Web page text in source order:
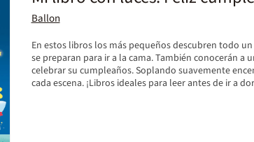
Ballon
En estos libros los más pequeños descubren todo
se preparan para ir a la cama. También conocerán a
celebrar su cumpleaños. Soplando suavemente
cada escena. ¡Libros ideales para leer antes de ir a